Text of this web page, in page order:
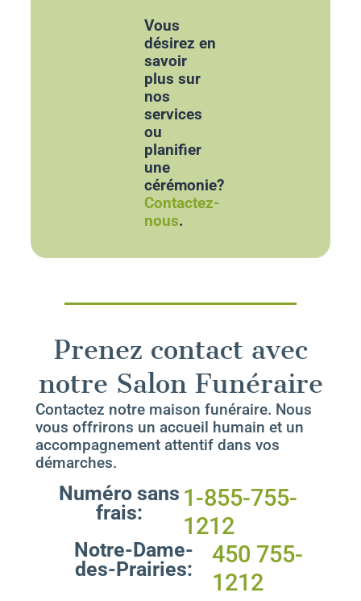
Vous
désirez en
savoir
plus sur
nos
services
ou
planifier
une
cérémonie?
Contactez-
nous.
Prenez contact avec
notre Salon Funéraire
Contactez notre maison funéraire. Nous
vous offrirons un accueil humain et un
accompagnement attentif dans vos
démarches.
Numéro sans
frais:
1-855-755-
1212
Notre-Dame-
des-Prairies:
450 755-
1212